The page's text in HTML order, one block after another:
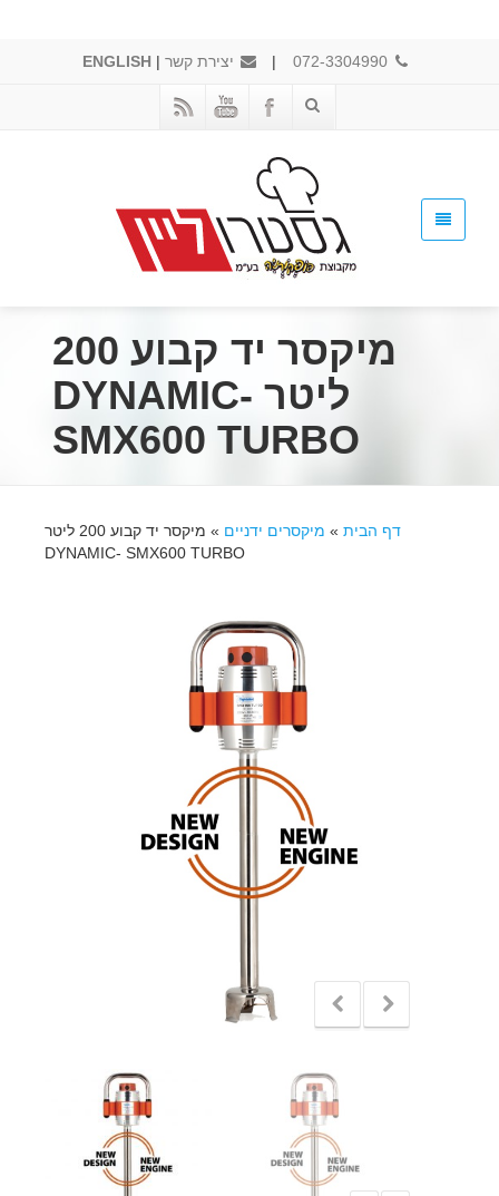
072-3304990
| יצירת קשר |
ENGLISH
מיקסר יד קבוע 200
ליטר DYNAMIC-
SMX600 TURBO
דף הבית » מיקסרים ידניים »
מיקסר יד קבוע 200 ליטר
DYNAMIC- SMX600 TURBO